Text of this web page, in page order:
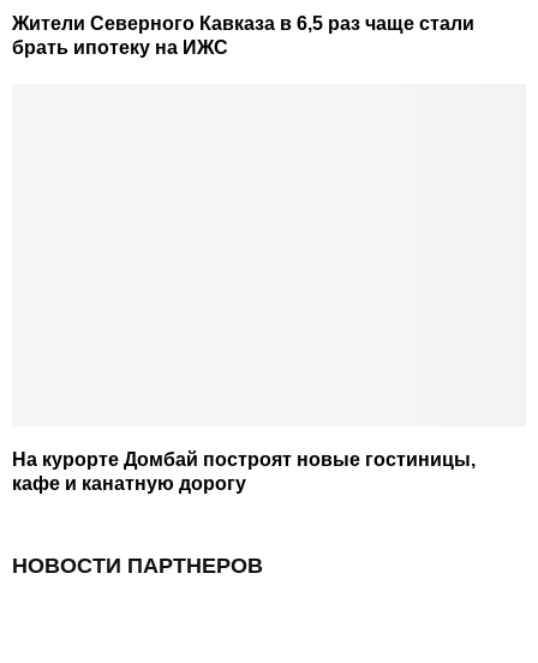
Жители Северного Кавказа в 6,5 раз чаще стали
брать ипотеку на ИЖС
На курорте Домбай построят новые гостиницы,
кафе и канатную дорогу
НОВОСТИ ПАРТНЕРОВ